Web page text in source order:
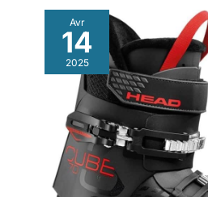
Avr
14
2025